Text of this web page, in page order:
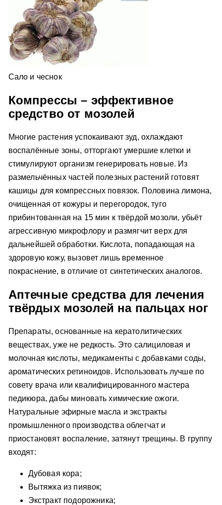
Сало и чеснок
Компрессы – эффективное
средство от мозолей
Многие растения успокаивают зуд, охлаждают
воспалённые зоны, отторгают умершие клетки и
стимулируют организм генерировать новые. Из
размельчённых частей полезных растений готовят
кашицы для компрессных повязок. Половина лимона,
очищенная от кожуры и перегородок, туго
прибинтованная на 15 мин к твёрдой мозоли, убьёт
агрессивную микрофлору и размягчит верх для
дальнейшей обработки. Кислота, попадающая на
здоровую кожу, вызовет лишь временное
покраснение, в отличие от синтетических аналогов.
Аптечные средства для лечения
твёрдых мозолей на пальцах ног
Препараты, основанные на кератолитических
веществах, уже не редкость. Это салициловая и
молочная кислоты, медикаменты с добавками соды,
ароматических ретиноидов. Использовать лучше по
совету врача или квалифицированного мастера
педикюра, дабы миновать химические ожоги.
Натуральные эфирные масла и экстракты
промышленного производства облегчат и
приостановят воспаление, затянут трещины. В группу
входят:
Дубовая кора;
Вытяжка из пиявок;
Экстракт подорожника;